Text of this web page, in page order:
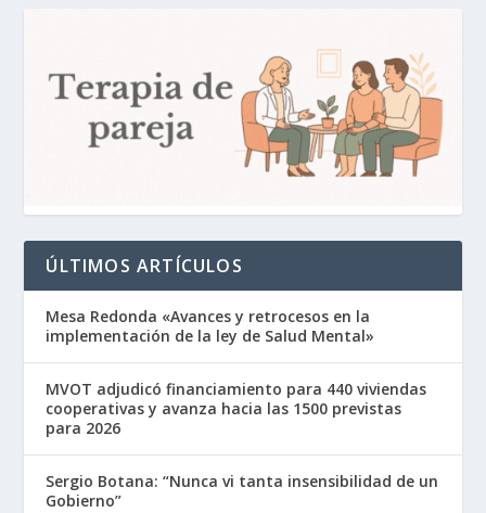
ÚLTIMOS ARTÍCULOS
Mesa Redonda «Avances y retrocesos en la
implementación de la ley de Salud Mental»
MVOT adjudicó financiamiento para 440 viviendas
cooperativas y avanza hacia las 1500 previstas
para 2026
Sergio Botana: “Nunca vi tanta insensibilidad de un
Gobierno”